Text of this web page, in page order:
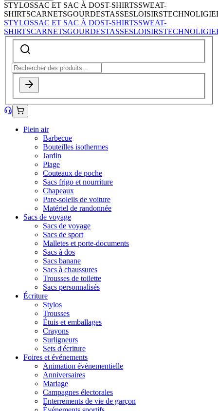
STYLOSSAC ET SAC À DOST-SHIRTSSWEAT-
SHIRTSCARNETSGOURDESTASSESLOISIRSTECHNOLIGIE
STYLOSSAC ET SAC À DOST-SHIRTSSWEAT-
SHIRTSCARNETSGOURDESTASSESLOISIRSTECHNOLIGIE
Plein air
Barbecue
Bouteilles isothermes
Jardin
Plage
Couteaux de poche
Sacs frigo et nourriture
Chapeaux
Pare-soleils de voiture
Matériel de randonnée
Sacs de voyage
Sacs de voyage
Sacs de sport
Malletes et porte-documents
Sacs à dos
Sacs banane
Sacs à chaussures
Trousses de toilette
Sacs personnalisés
Écriture
Stylos
Trousses
Étuis et emballages
Crayons
Surligneurs
Sets d'écriture
Foires et événements
Animation événementielle
Anniversaires
Mariage
Campagnes électorales
Enterrements de vie de garçon